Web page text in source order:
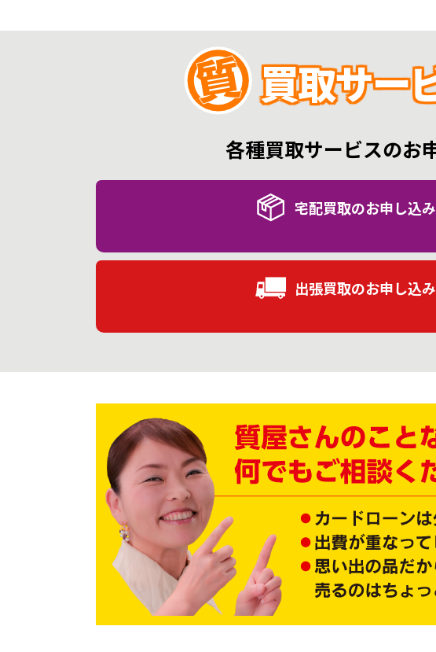
買取サー
各種買取サービスのお
宅配買取のお申し込み
出張買取のお申し込み